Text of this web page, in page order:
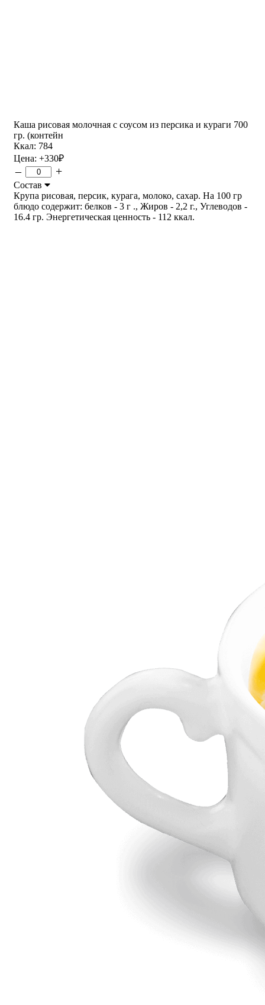
Каша рисовая молочная с соусом из персика и кураги 700
гр. (контейн
Ккал: 784
Цена: +330₽
– +
Состав
Крупа рисовая, персик, курага, молоко, сахар. На 100 гр
блюдо содержит: белков - 3 г ., Жиров - 2,2 г., Углеводов -
16.4 гр. Энергетическая ценность - 112 ккал.